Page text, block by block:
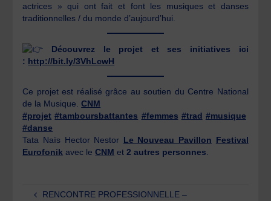
actrices » qui ont fait et font les musiques et danses
traditionnelles / du monde d’aujourd’hui.
Découvrez le projet et ses initiatives ici
: http://bit.ly/3VhLcwH
Ce projet est réalisé grâce au soutien du Centre National
de la Musique. CNM
#projet #tamboursbattantes #femmes #trad #musique
#danse
Tata Naïs Hector Nestor Le Nouveau Pavillon Festival
Eurofonik avec le CNM et2 autres personnes.
RENCONTRE PROFESSIONNELLE –